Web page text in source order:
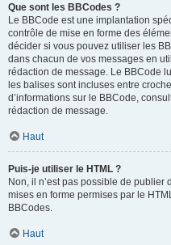
Que sont les BBCodes ?
Le BBCode est une implantation
contrôle de mise en forme des
décider si vous pouvez utiliser les
dans chacun de vos messages en
rédaction de message. Le BBCode
les balises sont incluses entre
d’informations sur le BBCode,
rédaction de message.
Haut
Puis-je utiliser le HTML ?
Non, il n’est pas possible de publier
mises en forme permises par le
BBCodes.
Haut